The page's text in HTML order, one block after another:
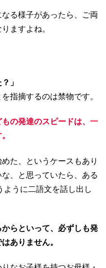
る様子があったら、ご両
ますよね。
」
指摘するのは禁物です。
もの発達のスピードは、一
た、というケースもあり
、と思っていたら、ある
ように二語文を話し出し
らといって、必ずしも発
ありません。